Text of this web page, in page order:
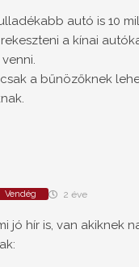
autó is 10
a kínai
a bűnözőknek
Vendég 2 éve
jó hír is, van akiknek